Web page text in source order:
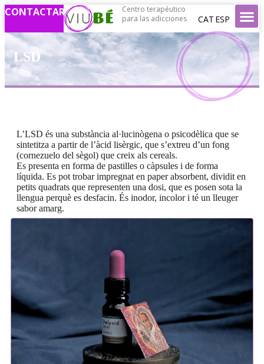
CONTACTAR
Centro terapéutico
para las adicciones
CAT ESP
LSD
L’LSD és una substància al·lucinògena o psicodèlica que se
sintetitza a partir de l’àcid lisèrgic, que s’extreu d’un fong
(cornezuelo del sègol) que creix als cereals.
Es presenta en forma de pastilles o càpsules i de forma
líquida. Es pot trobar impregnat en paper absorbent, dividit en
petits quadrats que representen una dosi, que es posen sota la
llengua perquè es desfacin. És inodor, incolor i té un lleuger
sabor amarg.